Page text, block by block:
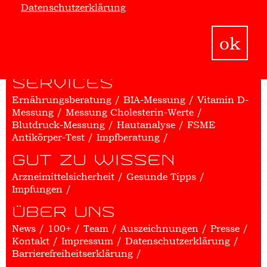
Datenschutzerklärung
ok
HIV
Das HI-
Positive
SERVICES
Ernährungsberatung BIA-Messung
Vitamin D-
Messung
Messung Cholesterin-Werte
Blutdruck-Messung
Hautanalyse
FSME
Antikörper-Test
Impfberatung
GUT ZU WISSEN
Arzneimittelsicherheit
Gesunde Tipps
Impfungen
ÜBER UNS
News 100+ Team Auszeichnungen
Presse
Kontakt
Impressum
Datenschutzerklärung
Barrierefreiheitserklärung